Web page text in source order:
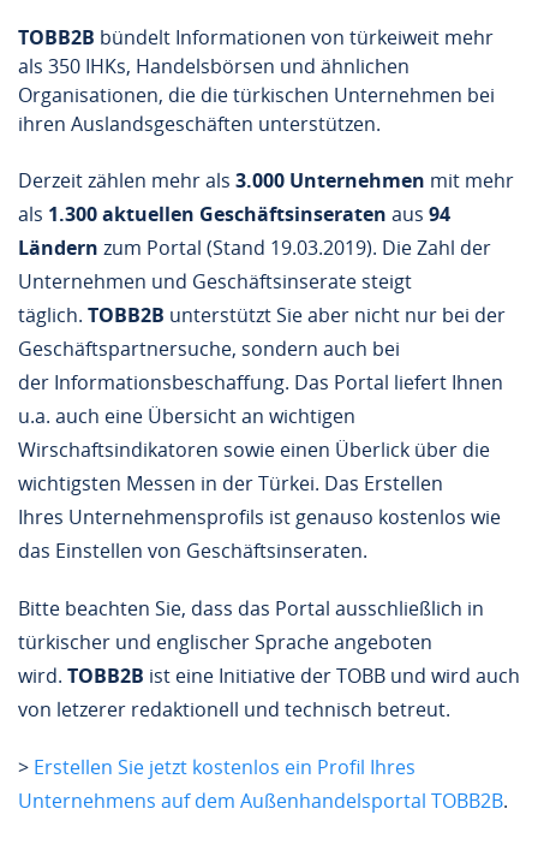
TOBB2B bündelt Informationen von türkeiweit mehr
als 350 IHKs, Handelsbörsen und ähnlichen
Organisationen, die die türkischen Unternehmen bei
ihren Auslandsgeschäften unterstützen.
Derzeit zählen mehr als 3.000 Unternehmen mit mehr
als 1.300 aktuellen Geschäftsinseraten aus 94
Ländern zum Portal (Stand 19.03.2019). Die Zahl der
Unternehmen und Geschäftsinserate steigt
täglich. TOBB2B unterstützt Sie aber nicht nur bei der
Geschäftspartnersuche, sondern auch bei
der Informationsbeschaffung. Das Portal liefert Ihnen
u.a. auch eine Übersicht an wichtigen
Wirschaftsindikatoren sowie einen Überlick über die
wichtigsten Messen in der Türkei. Das Erstellen
Ihres Unternehmensprofils ist genauso kostenlos wie
das Einstellen von Geschäftsinseraten.
Bitte beachten Sie, dass das Portal ausschließlich in
türkischer und englischer Sprache angeboten
wird. TOBB2B ist eine Initiative der TOBB und wird auch
von letzerer redaktionell und technisch betreut.
> Erstellen Sie jetzt kostenlos ein Profil Ihres
Unternehmens auf dem Außenhandelsportal TOBB2B.